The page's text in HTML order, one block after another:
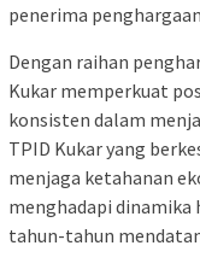
penerima
Dengan raihan
Kukar memperkuat
konsisten dalam
TPID Kukar yang
menjaga ketahanan
menghadapi dinamika
tahun-tahun